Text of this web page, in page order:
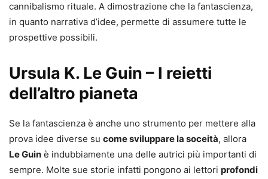
cannibalismo rituale. A dimostrazione che la fantascienza,
in quanto narrativa d’idee, permette di assumere tutte le
prospettive possibili.
Ursula K. Le Guin – I reietti
dell’altro pianeta
Se la fantascienza è anche uno strumento per mettere alla
prova idee diverse su come sviluppare la soceità, allora
Le Guin è indubbiamente una delle autrici più importanti di
sempre. Molte sue storie infatti pongono ai lettori profondi